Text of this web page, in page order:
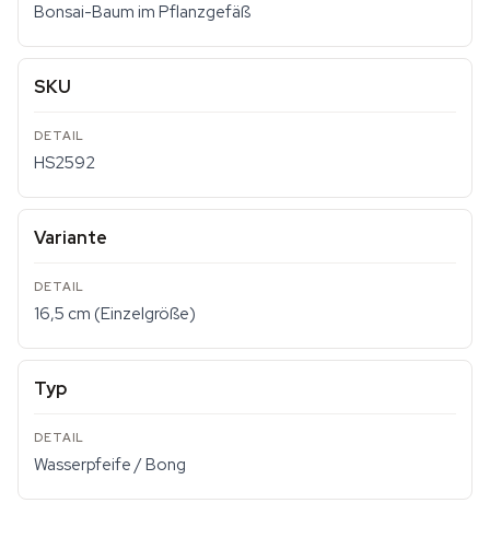
Bonsai-Baum im Pflanzgefäß
SKU
HS2592
Variante
16,5 cm (Einzelgröße)
Typ
Wasserpfeife / Bong